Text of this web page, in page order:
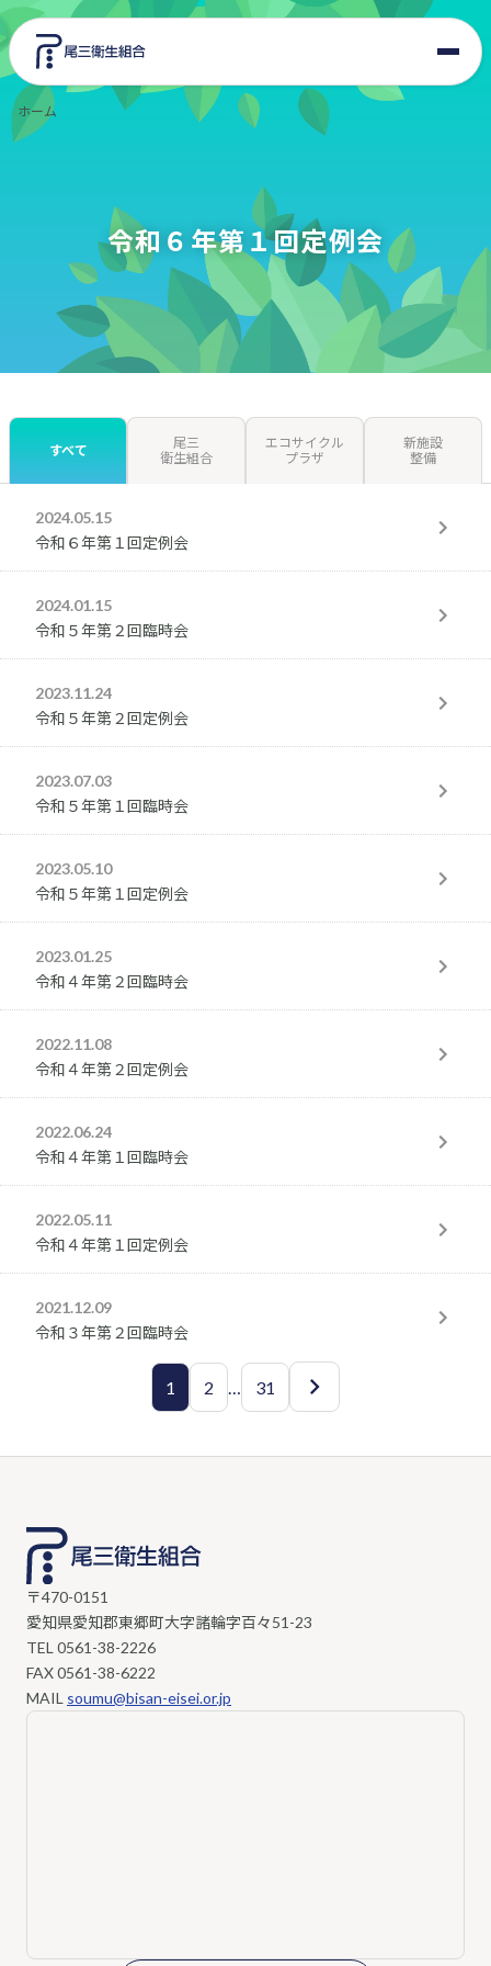
東郷美化センター
組合情報
入札・契約
交通アクセス
よくあるお問い合わせ
検
索:
愛知県愛知郡東郷町大字諸輪字百々51-23
ホーム
令和６年第１回定例会
すべて
尾三
衛生組合
エコサイクル
プラザ
新施設
整備
2024.05.15
令和６年第１回定例会
2024.01.15
令和５年第２回臨時会
2023.11.24
令和５年第２回定例会
2023.07.03
令和５年第１回臨時会
2023.05.10
令和５年第１回定例会
2023.01.25
令和４年第２回臨時会
2022.11.08
令和４年第２回定例会
2022.06.24
令和４年第１回臨時会
2022.05.11
令和４年第１回定例会
2021.12.09
令和３年第２回臨時会
1 2 31
〒470-0151
愛知県愛知郡東郷町大字諸輪字百々51-23
TEL 0561-38-2226
FAX 0561-38-6222
MAIL soumu@bisan-eisei.or.jp